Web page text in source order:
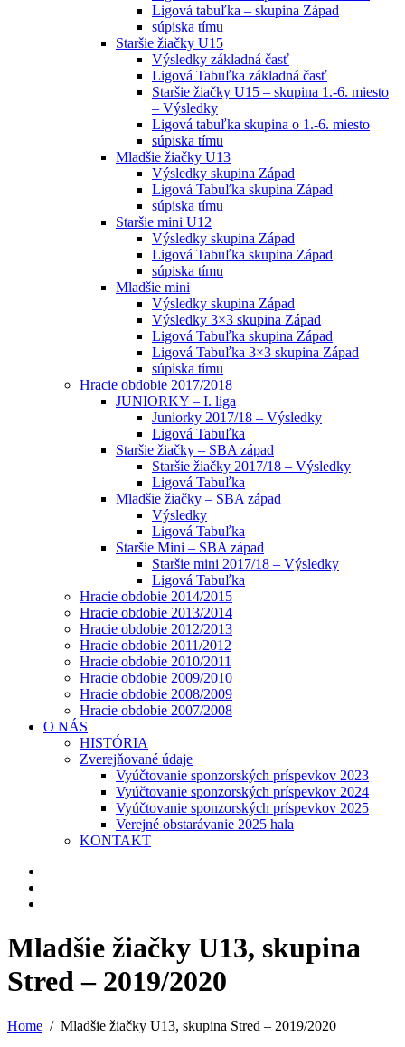
Ligová tabuľka – skupina Západ
súpiska tímu
Staršie žiačky U15
Výsledky základná časť
Ligová Tabuľka základná časť
Staršie žiačky U15 – skupina 1.-6. miesto
– Výsledky
Ligová tabuľka skupina o 1.-6. miesto
súpiska tímu
Mladšie žiačky U13
Výsledky skupina Západ
Ligová Tabuľka skupina Západ
súpiska tímu
Staršie mini U12
Výsledky skupina Západ
Ligová Tabuľka skupina Západ
súpiska tímu
Mladšie mini
Výsledky skupina Západ
Výsledky 3×3 skupina Západ
Ligová Tabuľka skupina Západ
Ligová Tabuľka 3×3 skupina Západ
súpiska tímu
Hracie obdobie 2017/2018
JUNIORKY – I. liga
Juniorky 2017/18 – Výsledky
Ligová Tabuľka
Staršie žiačky – SBA západ
Staršie žiačky 2017/18 – Výsledky
Ligová Tabuľka
Mladšie žiačky – SBA západ
Výsledky
Ligová Tabuľka
Staršie Mini – SBA západ
Staršie mini 2017/18 – Výsledky
Ligová Tabuľka
Hracie obdobie 2014/2015
Hracie obdobie 2013/2014
Hracie obdobie 2012/2013
Hracie obdobie 2011/2012
Hracie obdobie 2010/2011
Hracie obdobie 2009/2010
Hracie obdobie 2008/2009
Hracie obdobie 2007/2008
O NÁS
HISTÓRIA
Zverejňované údaje
Vyúčtovanie sponzorských príspevkov 2023
Vyúčtovanie sponzorských príspevkov 2024
Vyúčtovanie sponzorských príspevkov 2025
Verejné obstarávanie 2025 hala
KONTAKT
Mladšie žiačky U13, skupina
Stred – 2019/2020
Home
Mladšie žiačky U13, skupina Stred – 2019/2020